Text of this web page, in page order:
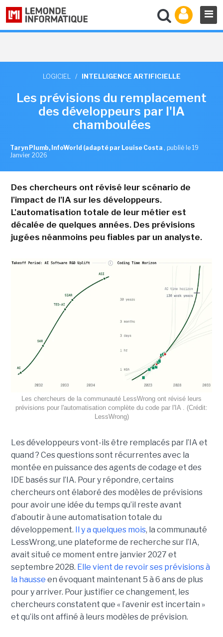
LOGICIEL / INTELLIGENCE ARTIFICIELLE
Les prévisions du remplacement
des développeurs par l'IA
chamboulées
Taryn Plumb, InfoWorld (adapté par Louise Costa , publié le 19
Janvier 2026
Des chercheurs ont révisé leur scénario de
l'impact de l'IA sur les développeurs.
L'automatisation totale de leur métier est
décalée de quelques années. Des prévisions
jugées néanmoins peu fiables par un analyste.
Les chercheurs de la communauté LessWrong ont révisé leurs
prévisions pour l'automatisation complète du code par l'IA . (Crédit:
LessWrong)
Les développeurs vont-ils être remplacés par l’IA et
quand ? Ces questions sont récurrentes avec la
montée en puissance des agents de codage et des
IDE basés sur l’IA. Pour y répondre, certains
chercheurs ont élaboré des modèles de prévisions
pour avoir une idée du temps qu’il reste avant
d’aboutir à une automatisation totale du
développement.
Il y a quelques mois, la communauté
LessWrong, une plateforme de recherche sur l’IA,
avait situé ce moment entre janvier 2027 et
septembre 2028. Elle vient de revoir ses prévisions à
la hausse en évoquant maintenant 5 à 6 ans de plus
pour y arriver. Pour justifier ce changement, les
chercheurs constatent que « l’avenir est incertain »
et qu’ils ont affiné à leurs modèles de prévision.